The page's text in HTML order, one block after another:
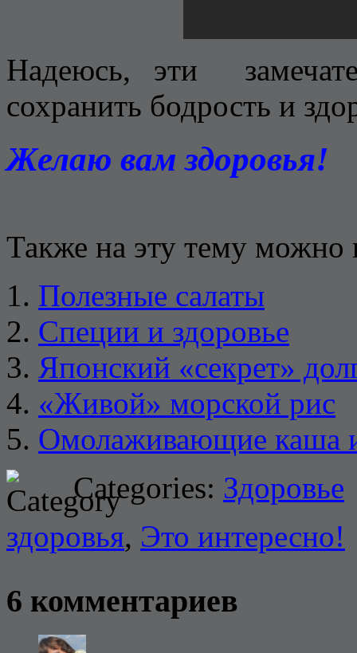
Надеюсь, эти
сохранить бодрость и
Желаю вам здоровья!
Также на эту тему можно
Полезные салаты
Специи и здоровье
Японский «секрет»
«Живой» морской рис
Омолаживающие каша
Categories: Здоровье
здоровья, Это интересно!
6 комментариев